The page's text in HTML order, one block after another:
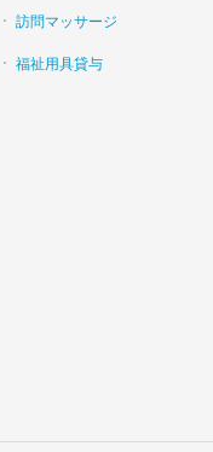
訪問マッサージ
福祉用具貸与